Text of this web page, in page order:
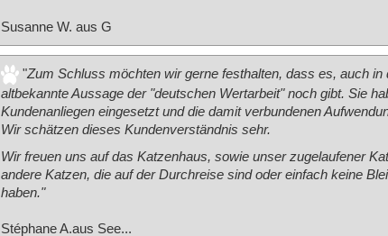
Susanne W. aus G
"Zum Schluss möchten wir gerne festhalten, dass es, auch in
altbekannte Aussage der "deutschen Wertarbeit" noch gibt. Sie
Kundenanliegen eingesetzt und die damit verbundenen
Wir schätzen dieses Kundenverständnis sehr.
Wir freuen uns auf das Katzenhaus, sowie unser zugelaufener
andere Katzen, die auf der Durchreise sind oder einfach keine
haben."
Stéphane A.aus See...